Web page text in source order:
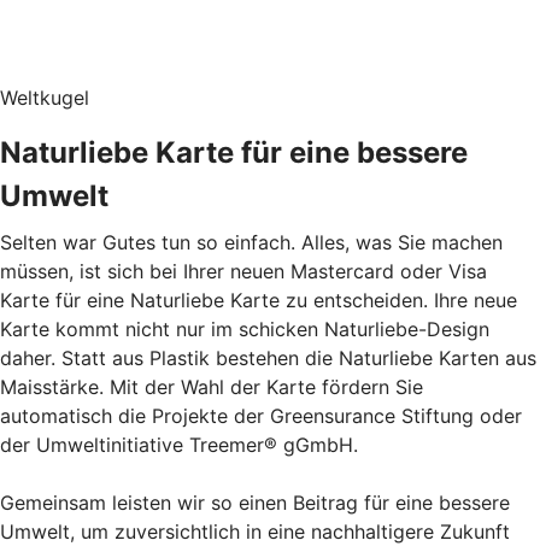
Weltkugel
Naturliebe Karte für eine bessere
Umwelt
Selten war Gutes tun so einfach. Alles, was Sie machen
müssen, ist sich bei Ihrer neuen Mastercard oder Visa
Karte für eine Naturliebe Karte zu entscheiden. Ihre neue
Karte kommt nicht nur im schicken Naturliebe-Design
daher. Statt aus Plastik bestehen die Naturliebe Karten aus
Maisstärke. Mit der Wahl der Karte fördern Sie
automatisch die Projekte der Greensurance Stiftung oder
der Umweltinitiative Treemer® gGmbH.
Gemeinsam leisten wir so einen Beitrag für eine bessere
Umwelt, um zuversichtlich in eine nachhaltigere Zukunft